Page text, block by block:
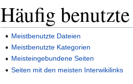
Häufig
Meistbenutzte Dateien
Meistbenutzte Kategorien
Meisteingebundene Seiten
Seiten mit den meisten Interwikilinks